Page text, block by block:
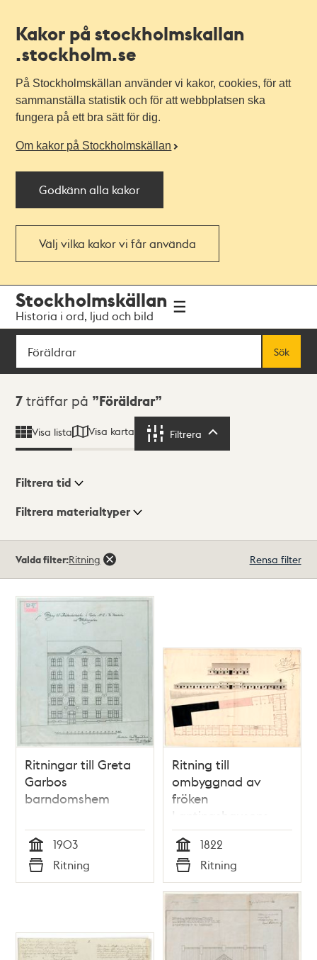
Kakor på stockholmskallan
.stockholm.se
På Stockholmskällan använder vi kakor, cookies, för att
sammanställa statistik och för att webbplatsen ska
fungera på ett bra sätt för dig.
Om kakor på Stockholmskällan
Godkänn alla kakor
Välj vilka kakor vi får använda
navigationen
huvudinnehållet
Stockholmskällan
Historia i ord, ljud och bild
Sök
Sök
Sökresultat
7 träffar på Föräldrar
Visa lista Visa karta Filtrera
Visningsläge
Filtrera tid
Filtrera materialtyper
träffar
Valda filter:Ritning Rensa filter
Ritningar till Greta
Garbos
barndomshem
Tid
1903
Typ
Ritning
Ritning till
ombyggnad av
fröken
Lantingshausens
uthus på
Blasieholmen 1822
Tid
1822
Typ
Ritning